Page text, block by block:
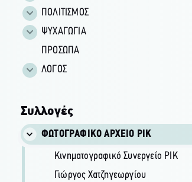
ΠΟΛΙΤΙΣΜΟΣ
ΨΥΧΑΓΩΓΙΑ
ΠΡΟΣΩΠΑ
ΛΟΓΟΣ
Συλλογές
ΦΩΤΟΓΡΑΦΙΚΌ ΑΡΧΕΊΟ ΡΙΚ
Κινηματογραφικό Συνεργείο ΡΙΚ
Γιώργος Χατζηγεωργίου